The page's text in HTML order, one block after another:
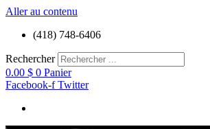
Aller au contenu
(418) 748-6406
Rechercher
0.00 $ 0 Panier
Facebook-f Twitter